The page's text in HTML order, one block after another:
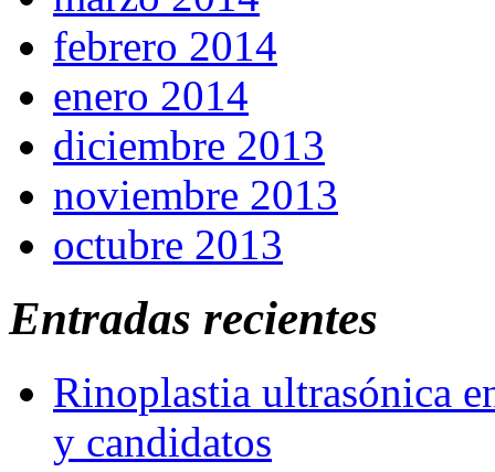
febrero 2014
enero 2014
diciembre 2013
noviembre 2013
octubre 2013
Entradas recientes
Rinoplastia ultrasónica
y candidatos